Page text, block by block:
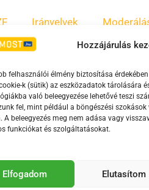
Hozzájárulás
felhasználói élmény biztosítása
k (sütik) az eszközadatok tárolására
való beleegyezése lehetővé teszi
fel, mint például a böngészési
A beleegyezés meg nem adása vagy
funkciókat és szolgáltatásokat.
Elfogadom Elutasítom
Irányelvek
keretében támogatja.